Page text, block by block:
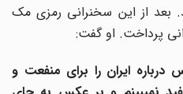
بعد از این سخنرانی رمزی مک
پرداخت. او گفت:
در‌باره ایران را برای منفعت و